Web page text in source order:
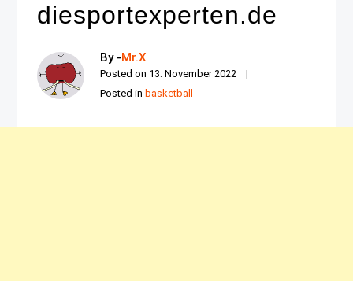
diesportexperten.de
By -Mr.X
Posted on 13. November 2022
Posted in basketball